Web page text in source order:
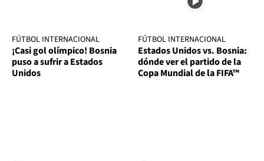
FÚTBOL INTERNACIONAL
¡Casi gol olímpico! Bosnia
puso a sufrir a Estados
Unidos
FÚTBOL INTERNACIONAL
Estados Unidos vs. Bosnia:
dónde ver el partido de la
Copa Mundial de la FIFA™